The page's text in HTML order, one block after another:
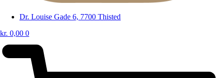
Dr. Louise Gade 6, 7700 Thisted
kr. 0,00 0